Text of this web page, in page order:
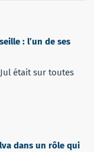
: l’un de ses
était sur toutes
dans un rôle qui